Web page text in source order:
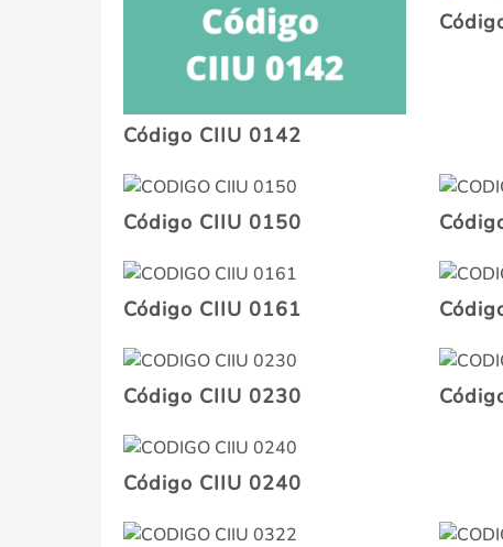
Código CIIU 0142
Código CIIU 0150
Código CIIU 0161
Código CIIU 0230
Código CIIU 0240